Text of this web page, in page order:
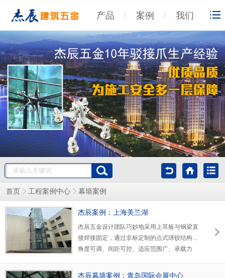
产品 案例 我们
首页 工程案例中心 幕墙案例
杰辰案例：上海美兰湖
杰辰五金设计团队巧妙地采用上耳板与钢梁直
接焊接固定，通过非标定制的点式球铰结构，
角度可调、间距可控、适应范围广、承载力
空间中融入柔和的弧线，在光与影、虚与实的
杰辰幕墙案例：青岛国际会展中心